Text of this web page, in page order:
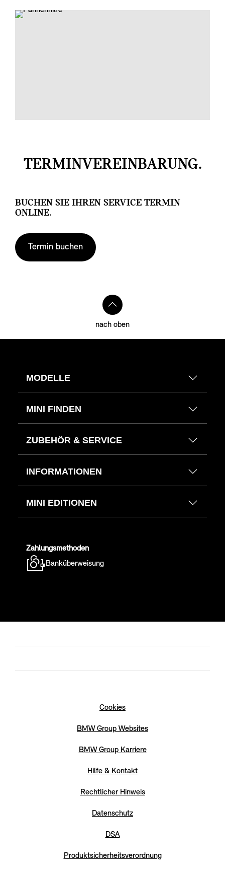
TERMINVEREINBARUNG.
BUCHEN SIE IHREN SERVICE TERMIN
ONLINE.
Termin buchen
nach oben
MODELLE
MINI FINDEN
ZUBEHÖR & SERVICE
INFORMATIONEN
MINI EDITIONEN
Zahlungsmethoden
Banküberweisung
Cookies
BMW Group Websites
BMW Group Karriere
Hilfe & Kontakt
Rechtlicher Hinweis
Datenschutz
DSA
Produktsicherheitsverordnung